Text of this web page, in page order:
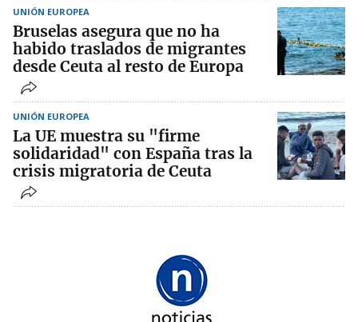
UNIÓN EUROPEA
Bruselas asegura que no ha
habido traslados de migrantes
desde Ceuta al resto de Europa
UNIÓN EUROPEA
La UE muestra su "firme
solidaridad" con España tras la
crisis migratoria de Ceuta